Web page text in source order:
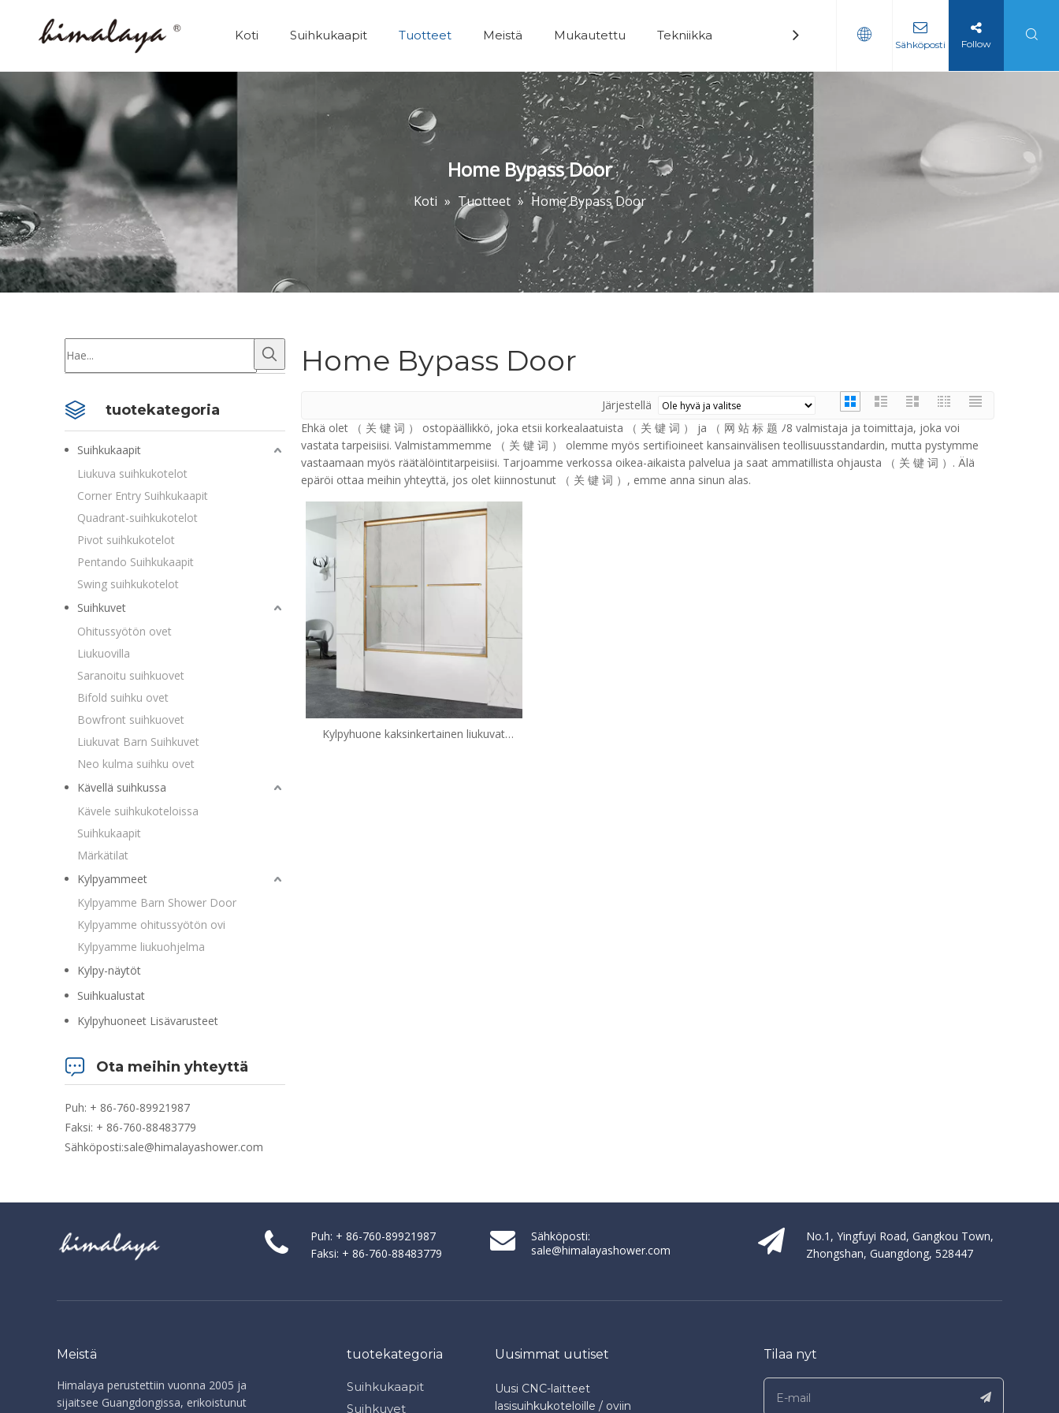
Koti Suihkukaapit Tuotteet Meistä Mukautettu Tekniikka Ottaa yhteyttä
Sähköposti Follow
Home Bypass Door
Koti » Tuotteet » Home Bypass Door
tuotekategoria
Suihkukaapit
Liukuva suihkukotelot
Corner Entry Suihkukaapit
Quadrant-suihkukotelot
Pivot suihkukotelot
Pentando Suihkukaapit
Swing suihkukotelot
Suihkuvet
Ohitussyötön ovet
Liukuovilla
Saranoitu suihkuovet
Bifold suihku ovet
Bowfront suihkuovet
Liukuvat Barn Suihkuvet
Neo kulma suihku ovet
Kävellä suihkussa
Kävele suihkukoteloissa
Suihkukaapit
Märkätilat
Kylpyammeet
Kylpyamme Barn Shower Door
Kylpyamme ohitussyötön ovi
Kylpyamme liukuohjelma
Kylpy-näytöt
Suihkualustat
Kylpyhuoneet Lisävarusteet
Ota meihin yhteyttä
Puh: + 86-760-89921987
Faksi: + 86-760-88483779
Sähköposti:sale@himalayashower.com
Home Bypass Door
Järjestellä
Ehkä olet （ 关 键 词 ） ostopäällikkö, joka etsii korkealaatuista （ 关 键 词 ） ja （ 网 站 标 题 ﾉ8 valmistaja ja toimittaja, joka voi
vastata tarpeisiisi. Valmistammemme （ 关 键 词 ） olemme myös sertifioineet kansainvälisen teollisuusstandardin, mutta pystymme
vastaamaan myös räätälöintitarpeisiisi. Tarjoamme verkossa oikea-aikaista palvelua ja saat ammatillista ohjausta （ 关 键 词 ）. Älä
epäröi ottaa meihin yhteyttä, jos olet kiinnostunut （ 关 键 词 ）, emme anna sinun alas.
Kylpyhuone kaksinkertainen liukuvat
Puh: + 86-760-89921987
Faksi: + 86-760-88483779
Sähköposti:
sale@himalayashower.com
No.1, Yingfuyi Road, Gangkou Town,
Zhongshan, Guangdong, 528447
Meistä
Himalaya perustettiin vuonna 2005 ja
sijaitsee Guangdongissa, erikoistunut
tuotekategoria
Suihkukaapit
Suihkuvet
Uusimmat uutiset
Uusi CNC-laitteet
lasisuihkukoteloille / oviin
Tilaa nyt